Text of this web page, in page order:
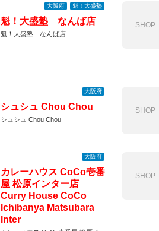
大阪府 魁！大盛塾
魁！大盛塾 なんば店
魁！大盛塾 なんば店
SHOP
大阪府
シュシュ Chou Chou
シュシュ Chou Chou
SHOP
大阪府
カレーハウス CoCo壱番
屋 松原インター店
Curry House CoCo
Ichibanya Matsubara
Inter
SHOP